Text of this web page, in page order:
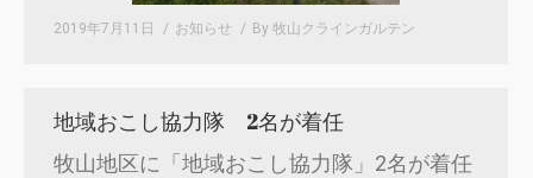
2019年7月11日 お知らせ By 牧山クラインガルテン
地域おこし協力隊 2名が着任
牧山地区に「地域おこし協力隊」2名が着任